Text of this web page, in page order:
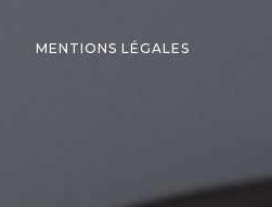
MENTIONS LÉGALES